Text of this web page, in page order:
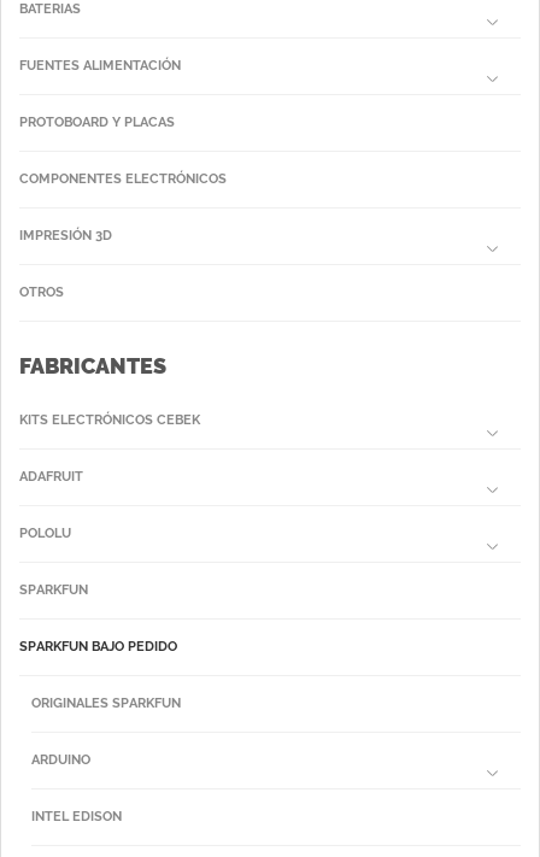
BATERIAS
FUENTES ALIMENTACIÓN
PROTOBOARD Y PLACAS
COMPONENTES ELECTRÓNICOS
IMPRESIÓN 3D
OTROS
FABRICANTES
KITS ELECTRÓNICOS CEBEK
ADAFRUIT
POLOLU
SPARKFUN
SPARKFUN BAJO PEDIDO
ORIGINALES SPARKFUN
ARDUINO
INTEL EDISON